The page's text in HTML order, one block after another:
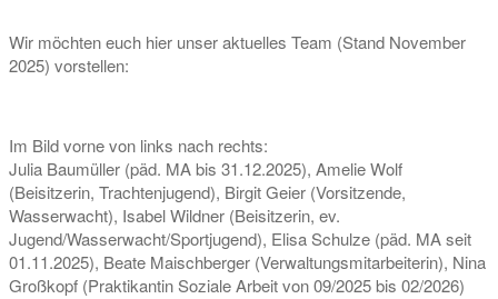
Wir möchten euch hier unser aktuelles Team (Stand November
2025) vorstellen:
Im Bild vorne von links nach rechts:
Julia Baumüller (päd. MA bis 31.12.2025), Amelie Wolf
(Beisitzerin, Trachtenjugend), Birgit Geier (Vorsitzende,
Wasserwacht), Isabel Wildner (Beisitzerin, ev.
Jugend/Wasserwacht/Sportjugend), Elisa Schulze (päd. MA seit
01.11.2025), Beate Maischberger (Verwaltungsmitarbeiterin), Nina
Großkopf (Praktikantin Soziale Arbeit von 09/2025 bis 02/2026)